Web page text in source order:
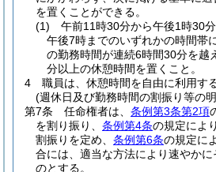
を置くことができる。
(1)
午前11時30分から午後1時30
午後7時までのいずれかの時間帯
の勤務時間が連続6時間30分を越
分以上の休憩時間を置くこと。
4
職員は、休憩時間を自由に利用す
(週休日及び勤務時間の割振り等の
第7条
任命権者は、 条例第3条第2項
を割り振り、 条例第4条の規定によ
割振りを定め、 条例第6条の規定に
合には、適当な方法により速やか
のとする。